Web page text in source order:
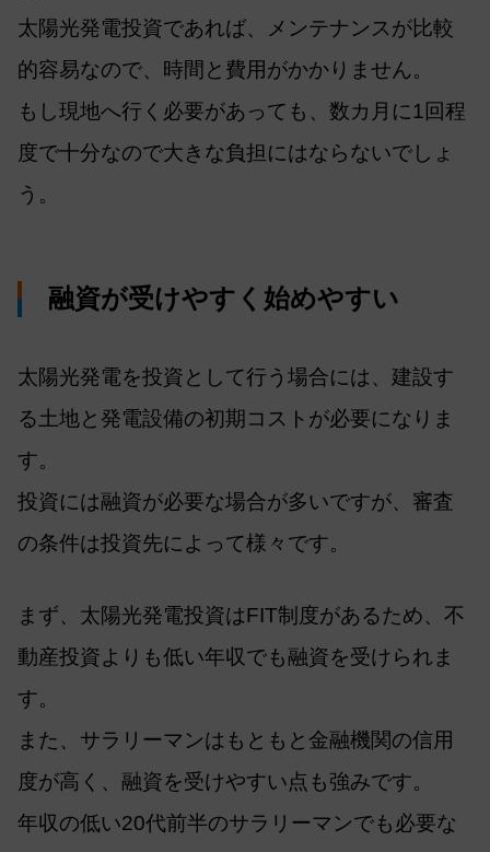
太陽光発電投資であれば、メンテナンスが比較
的容易なので、時間と費用がかかりません。
もし現地へ行く必要があっても、数カ月に1回程
度で十分なので大きな負担にはならないでしょ
う。
融資が受けやすく始めやすい
太陽光発電を投資として行う場合には、建設す
る土地と発電設備の初期コストが必要になりま
す。
投資には融資が必要な場合が多いですが、審査
の条件は投資先によって様々です。
まず、太陽光発電投資はFIT制度があるため、不
動産投資よりも低い年収でも融資を受けられま
す。
また、サラリーマンはもともと金融機関の信用
度が高く、融資を受けやすい点も強みです。
年収の低い20代前半のサラリーマンでも必要な